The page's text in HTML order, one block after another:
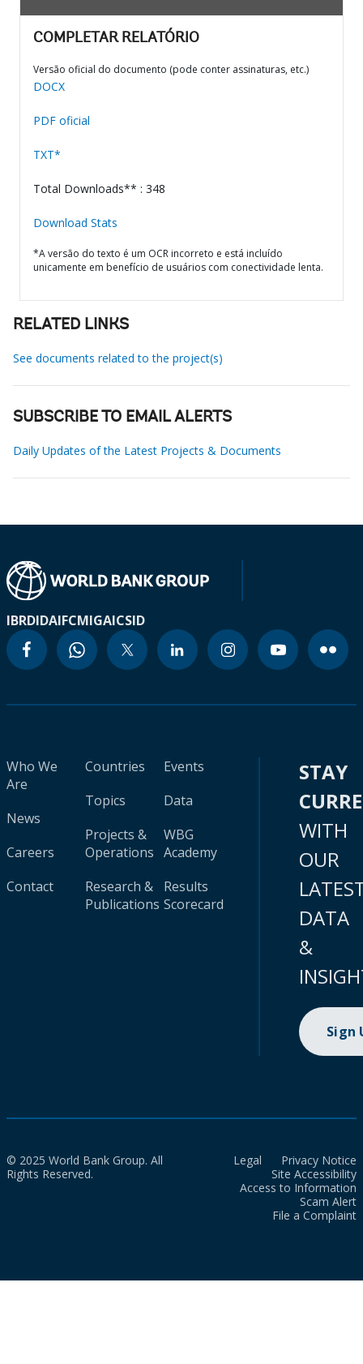
COMPLETAR RELATÓRIO
Versão oficial do documento (pode conter assinaturas, etc.)
DOCX
PDF oficial
TXT*
Total Downloads** : 348
Download Stats
*A versão do texto é um OCR incorreto e está incluído
unicamente em benefício de usuários com conectividade lenta.
RELATED LINKS
See documents related to the project(s)
SUBSCRIBE TO EMAIL ALERTS
Daily Updates of the Latest Projects & Documents
IBRDIDAIFCMIGAICSID
Who We
Are
News
Careers
Contact
Countries
Topics
Projects &
Operations
Research &
Publications
Events
Data
WBG
Academy
Results
Scorecard
STAY
WITH
OUR
DATA
&
Sign
© 2025 World Bank Group. All
Rights Reserved.
Legal
Privacy Notice
Site Accessibility
Access to Information
Scam Alert
File a Complaint